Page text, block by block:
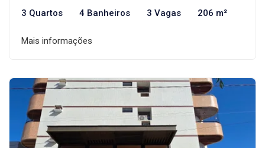
3 Quartos 4 Banheiros 3 Vagas 206 m²
Mais informações